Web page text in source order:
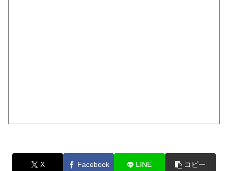
X Facebook LINE コピー